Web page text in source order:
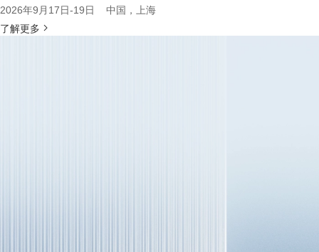
2026年9月17日-19日 中国，上海
了解更多